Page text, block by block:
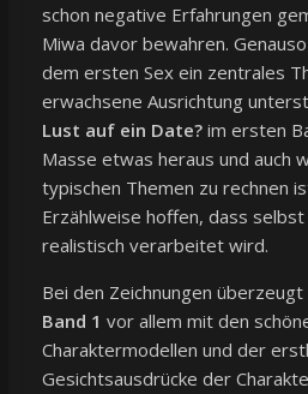
schon negative Erfahrungen
Miwa davor bewahren.
dem ersten Sex ein zentrales
erwachsene Ausrichtung
Lust auf ein Date?im ersten
Masse etwas heraus und auch
typischen Themen zu rechnen
Erzählweise hoffen, dass
realistisch verarbeitet wird.
Bei den Zeichnungen überzeugt
Band 1 vor allem mit den
Charaktermodellen und der
Gesichtsausdrücke der